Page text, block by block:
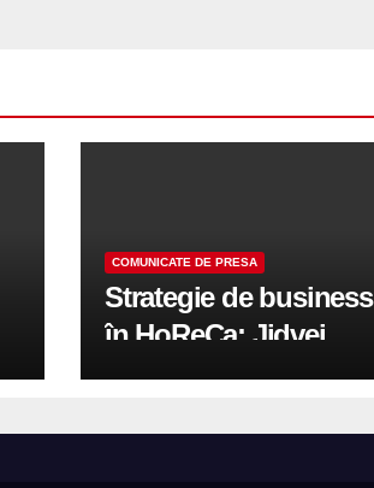
COMUNICATE DE PRESA
Strategie de business
în HoReCa: Jidvei
transformă terasele în